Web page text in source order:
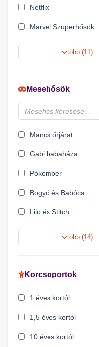
Netflix
Marvel Szuperhősök
Rubik bűvös kocka
Noris
Disney hercegnők
több (11)
Mesehősök
Mancs őrjárat
Gabi babaháza
Pókember
Bogyó és Babóca
Lilo és Stitch
Jégvarázs
Peppa malac
több (14)
Korcsoportok
1 éves kortól
1,5 éves kortól
10 éves kortól